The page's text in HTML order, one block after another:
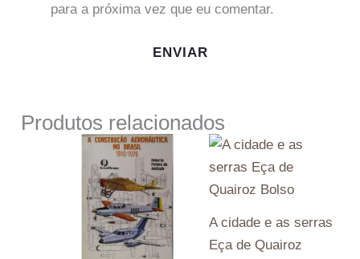
para a próxima vez que eu comentar.
Produtos relacionados
A cidade e as serras
Eça de Quairoz